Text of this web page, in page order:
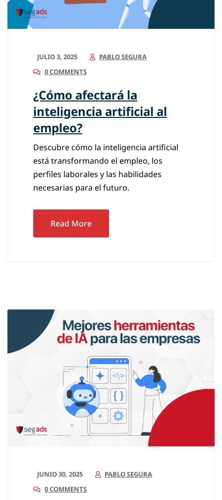
JULIO 3, 2025
PABLO SEGURA
0 COMMENTS
¿Cómo afectará la
inteligencia artificial al
empleo?
Descubre cómo la inteligencia artificial
está transformando el empleo, los
perfiles laborales y las habilidades
necesarias para el futuro.
Read More
JUNIO 30, 2025
PABLO SEGURA
0 COMMENTS